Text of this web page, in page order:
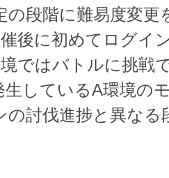
の段階に難易度変更
後に初めてログイ
ではバトルに挑戦
生しているA環境の
の討伐進捗と異なる